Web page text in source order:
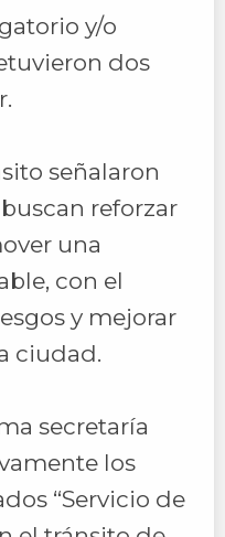
y/o
dos
señalaron
reforzar
una
con el
y mejorar
ciudad.
secretaría
los
“Servicio de